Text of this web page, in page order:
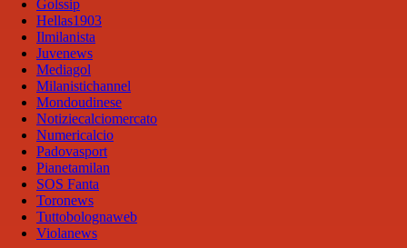
Golssip
Hellas1903
Ilmilanista
Juvenews
Mediagol
Milanistichannel
Mondoudinese
Notiziecalciomercato
Numericalcio
Padovasport
Pianetamilan
SOS Fanta
Toronews
Tuttobolognaweb
Violanews